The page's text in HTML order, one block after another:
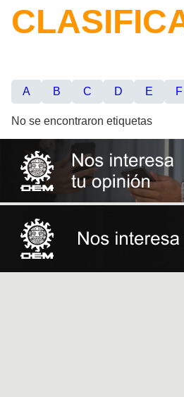
A B C D E F
No se encontraron etiquetas